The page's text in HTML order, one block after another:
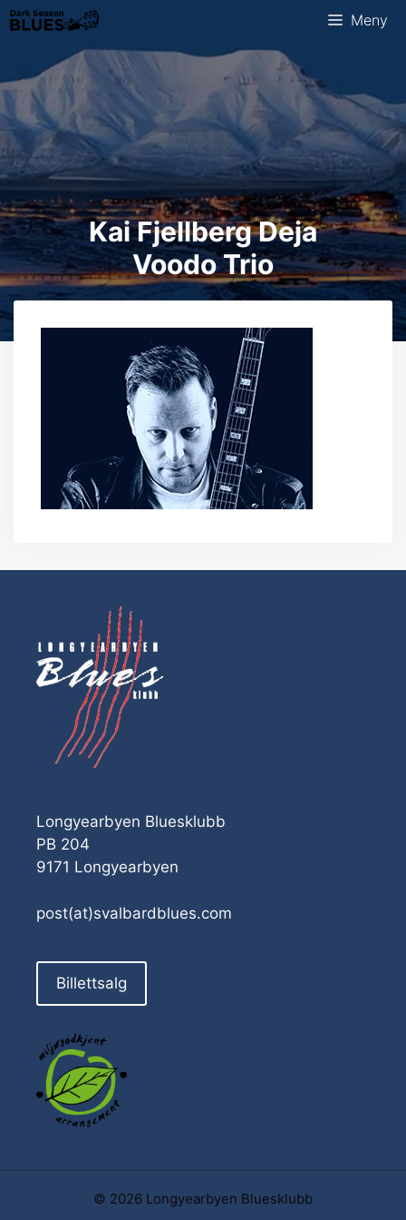
Hopp
til
innhold
Meny
Kai Fjellberg Deja
Voodo Trio
Longyearbyen Bluesklubb
PB 204
9171 Longyearbyen
post(at)svalbardblues.com
Billettsalg
© 2026 Longyearbyen Bluesklubb